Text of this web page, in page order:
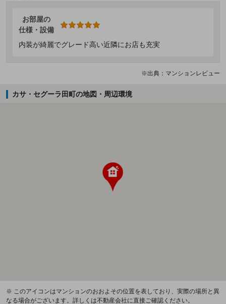
お部屋の
仕様・設備
内装が綺麗でグレード高い近隣にお店も充実
※出典：マンションレビュー
カサ・セグーラ田町の地図・周辺環境
※ このアイコンはマンションのおおよその位置を表しており、実際の場所と異
なる場合がございます。詳しくは不動産会社に直接ご確認ください。